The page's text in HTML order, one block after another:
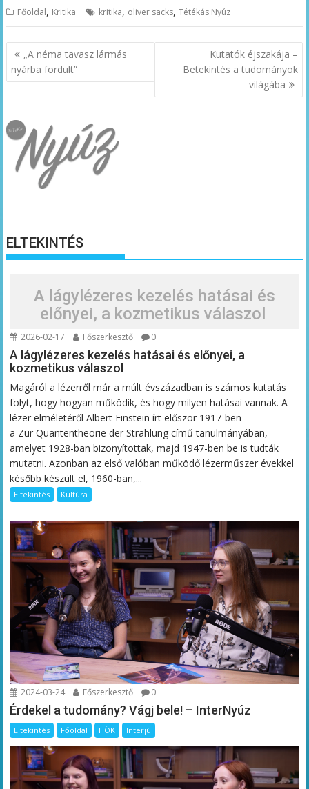
Főoldal, Kritika kritika, oliver sacks,Tétékás Nyúz
Bejegyzés
navigáció
„A néma tavasz lármás
nyárba fordult”
Kutatók éjszakája –
Betekintés a tudományok
világába
ELTEKINTÉS
A lágylézeres kezelés hatásai és
előnyei, a kozmetikus válaszol
2026-02-17 Főszerkesztő 0
A lágylézeres kezelés hatásai és előnyei, a
kozmetikus válaszol
Magáról a lézerről már a múlt évszázadban is számos kutatás
folyt, hogy hogyan működik, és hogy milyen hatásai vannak. A
lézer elméletéről Albert Einstein írt először 1917-ben
a Zur Quantentheorie der Strahlung című tanulmányában,
amelyet 1928-ban bizonyítottak, majd 1947-ben be is tudták
mutatni. Azonban az első valóban működő lézerműszer évekkel
később készült el, 1960-ban,...
Eltekintés Kultúra
2024-03-24 Főszerkesztő 0
Érdekel a tudomány? Vágj bele! – InterNyúz
Eltekintés Főoldal HÖK Interjú